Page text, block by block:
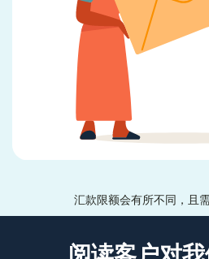
汇款限额会有所不同，且